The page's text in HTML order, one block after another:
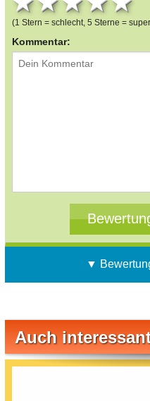
(1 Stern = schlecht, 5 Sterne =
Kommentar:
▼
Auch